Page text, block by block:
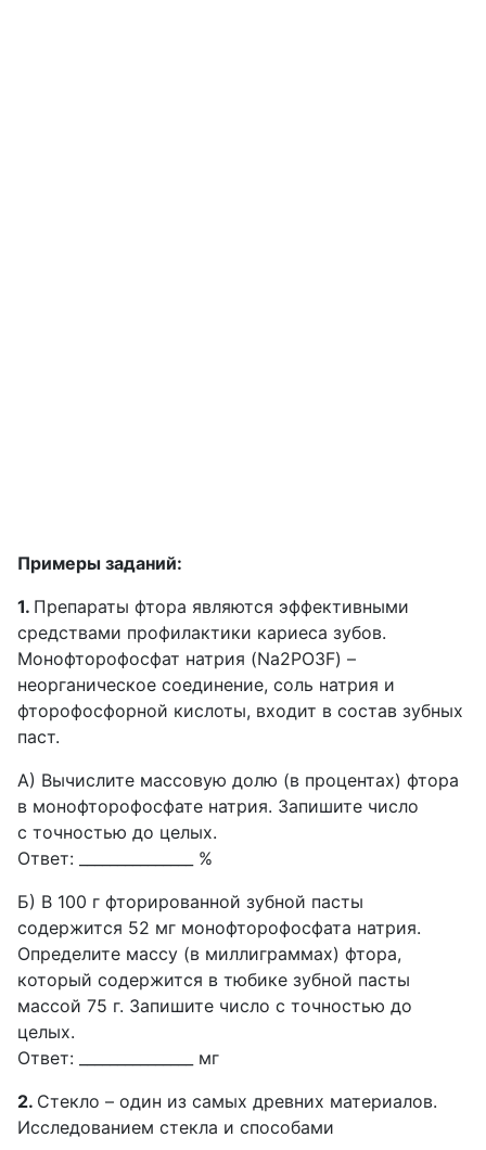
Примеры заданий:
1. Препараты фтора являются эффективными
средствами профилактики кариеса зубов.
Монофторофосфат натрия (Na2PO3F) –
неорганическое соединение, соль натрия и
фторофосфорной кислоты, входит в состав зубных
паст.
A) Вычислите массовую долю (в процентах) фтора
в монофторофосфате натрия. Запишите число
с точностью до целых.
Ответ: _______________ %
Б) В 100 г фторированной зубной пасты
содержится 52 мг монофторофосфата натрия.
Определите массу (в миллиграммах) фтора,
который содержится в тюбике зубной пасты
массой 75 г. Запишите число с точностью до
целых.
Ответ: _______________ мг
2. Стекло – один из самых древних материалов.
Исследованием стекла и способами